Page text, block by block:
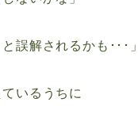
誤解されるかも･･･」
いるうちに